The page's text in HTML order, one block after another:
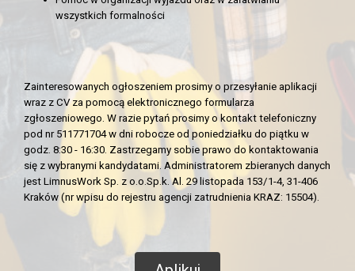
wszystkich formalności
Zainteresowanych ogłoszeniem prosimy o przesyłanie aplikacji
wraz z CV za pomocą elektronicznego formularza
zgłoszeniowego. W razie pytań prosimy o kontakt telefoniczny
pod nr 511771704 w dni robocze od poniedziałku do piątku w
godz. 8:30 - 16:30. Zastrzegamy sobie prawo do kontaktowania
się z wybranymi kandydatami. Administratorem zbieranych danych
jest LimnusWork Sp. z o.o.Sp.k. Al. 29 listopada 153/1-4, 31-406
Kraków (nr wpisu do rejestru agencji zatrudnienia KRAZ: 15504).